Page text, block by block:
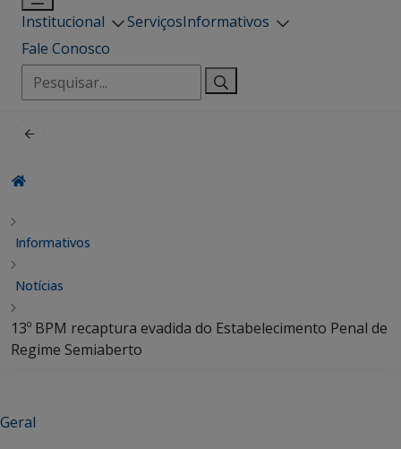
Institucional ServiçosInformativos
Fale Conosco
Pesquisar
por:
Informativos
Notícias
13º BPM recaptura evadida do Estabelecimento Penal de
Regime Semiaberto
Geral